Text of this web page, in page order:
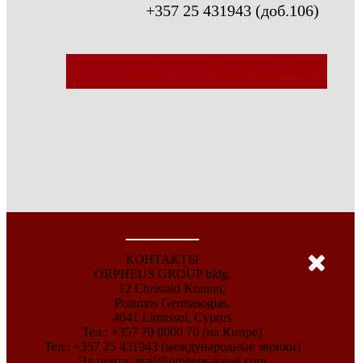
+357 25 431943 (доб.106)
КОНТАКТЫ
ORPHEUS GROUP bldg.
12 Christaki Kranou,
Potamos Germasogias,
4041 Limassol, Cyprus
Тел.: +357 70 0000 70 (на Кипре)
Тел.: +357 25 431943 (международные звонки)